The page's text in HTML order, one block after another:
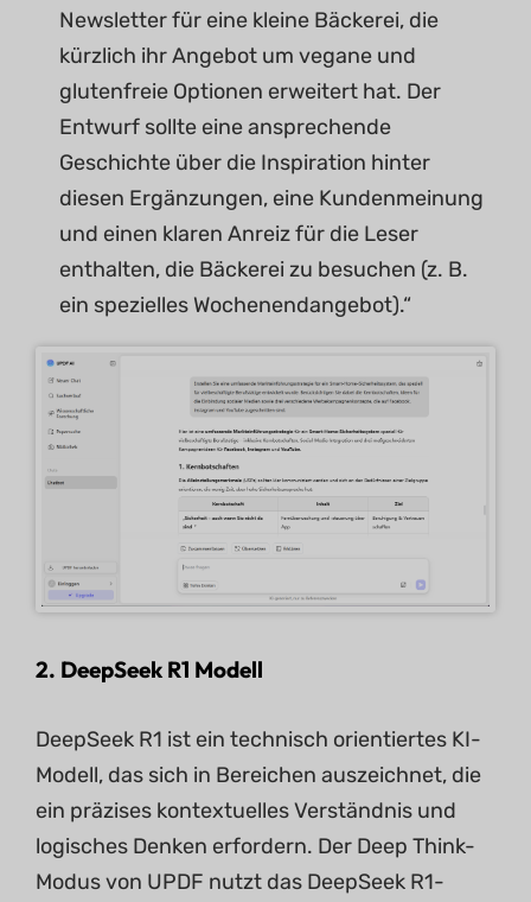
Newsletter für eine kleine Bäckerei, die
kürzlich ihr Angebot um vegane und
glutenfreie Optionen erweitert hat. Der
Entwurf sollte eine ansprechende
Geschichte über die Inspiration hinter
diesen Ergänzungen, eine Kundenmeinung
und einen klaren Anreiz für die Leser
enthalten, die Bäckerei zu besuchen (z. B.
ein spezielles Wochenendangebot).“
2. DeepSeek R1 Modell
DeepSeek R1 ist ein technisch orientiertes KI-
Modell, das sich in Bereichen auszeichnet, die
ein präzises kontextuelles Verständnis und
logisches Denken erfordern. Der Deep Think-
Modus von UPDF nutzt das DeepSeek R1-